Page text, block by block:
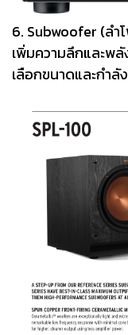
6. Subwoofer (ลำ
เพิ่มความลึกและพลั
เลือกขนาดและกำลั